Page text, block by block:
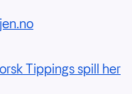
Tippings spill her